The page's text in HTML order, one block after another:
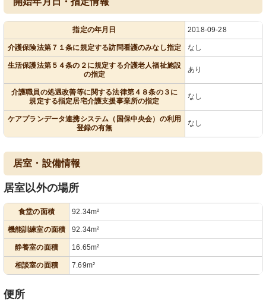
指定の年月日 2018-09-28
介護保険法第７１条に規定する訪問看護のみなし指定 なし
生活保護法第５４条の２に規定する介護老人福祉施設
の指定
あり
介護職員の処遇改善等に関する法律第４８条の３に
規定する指定居宅介護支援事業所の指定
なし
ケアプランデータ連携システム（国保中央会）の利用
登録の有無
なし
居室・設備情報
居室以外の場所
食堂の面積 92.34m²
機能訓練室の面積 92.34m²
静養室の面積 16.65m²
相談室の面積 7.69m²
便所